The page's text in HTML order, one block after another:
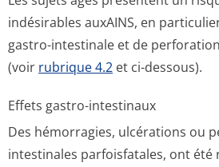
indésirables auxAINS, en
gastro-intestinale et de
(voir rubrique 4.2 et ci-dessous).
Effets gastro-intestinaux
Des hémorragies, ulcérations ou
intestinales parfoisfatales, ont été